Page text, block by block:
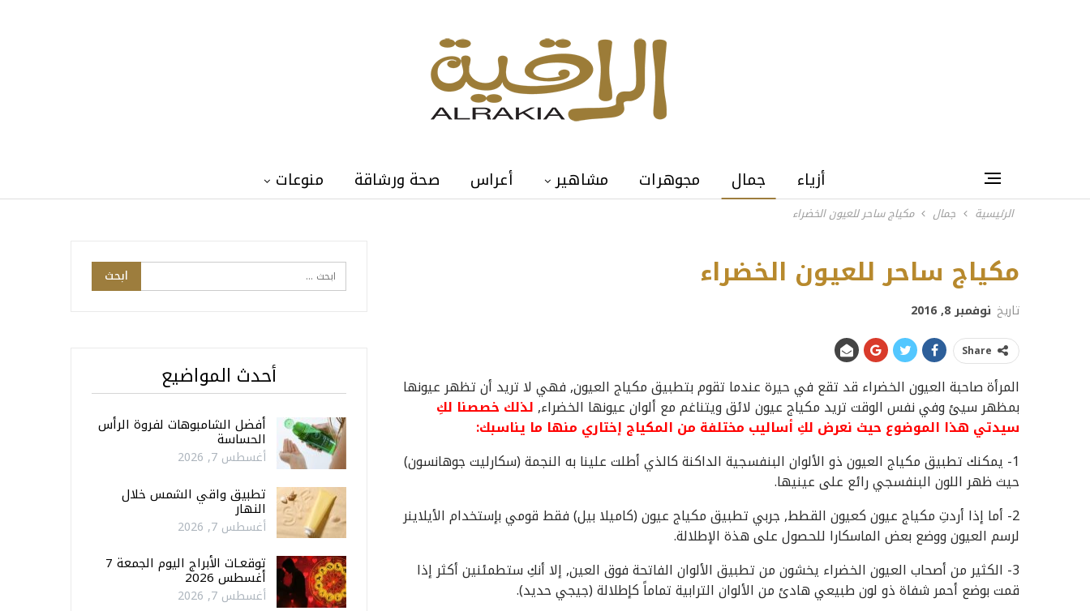
أزياء جمال مجوهرات مشاهير أعراس صحة ورشاقة منوعات
الرئيسية جمال مكياج ساحر للعيون الخضراء
مكياج ساحر للعيون الخضراء
تاريخ نوفمبر 8, 2016
Share
المرأة صاحبة العيون الخضراء قد تقع في حيرة عندما تقوم بتطبيق مكياج العيون, فهي لا تريد أن تظهر عيونها
بمظهر سيئ وفي نفس الوقت تريد مكياج عيون لائق ويتناغم مع ألوان عيونها الخضراء,لذلك خصصنا لكِ
سيدتي هذا الموضوع حيث نعرض لكِ أساليب مختلفة من المكياج إختاري منها ما يناسبك:
1- يمكنك تطبيق مكياج العيون ذو الألوان البنفسجية الداكنة كالذي أطلت علينا به النجمة (سكارليت جوهانسون)
حيث ظهر اللون البنفسجي رائع على عينيها.
2- أما إذا أردتِ مكياج عيون كعيون القطط, جربي تطبيق مكياج عيون (كاميلا بيل) فقط قومي بإستخدام الأيلاينر
لرسم العيون ووضع بعض الماسكارا للحصول على هذة الإطلالة.
3- الكثير من أصحاب العيون الخضراء يخشون من تطبيق الألوان الفاتحة فوق العين, إلا أنكِ ستطمئنين أكثر إذا
قمت بوضع أحمر شفاة ذو لون طبيعي هادئ من الألوان الترابية تماماً كإطلالة (جيجي حديد).
أحدث المواضيع
أفضل الشامبوهات لفروة الرأس
الحساسة
أغسطس 7, 2026
تطبيق واقي الشمس خلال
النهار
أغسطس 7, 2026
توقعـات الأبراج اليوم الجمعة 7
أغسطس 2026
أغسطس 7, 2026